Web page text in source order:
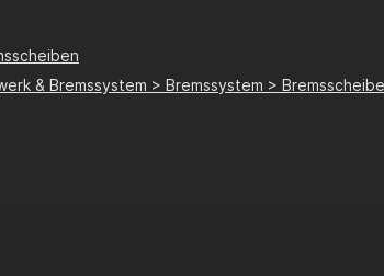
& Bremssystem > Bremssystem >